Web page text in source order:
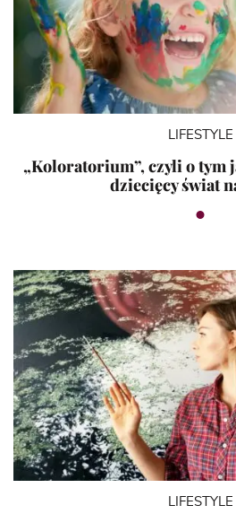
LIFESTYLE
„Koloratorium”, czyli o tym
dziecięcy świat
LIFESTYLE